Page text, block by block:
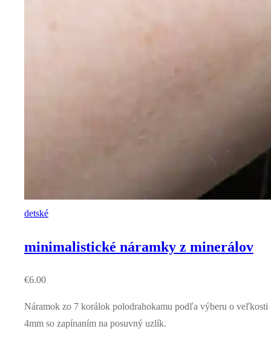
detské
minimalistické náramky z minerálov
€6.00
Náramok zo 7 korálok polodrahokamu podľa výberu o veľkosti
4mm so zapínaním na posuvný uzlík.